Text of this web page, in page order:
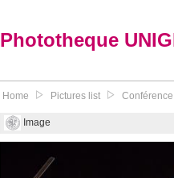
Phototheque
Home Pictures list
Image